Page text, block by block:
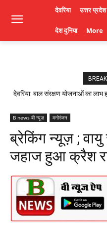
देवरिया उत्तर प्रदेश
देश दुनिया More
देवरिया: बाल संरक्षण योजनाओं का लाभ
B news बी न्यूज़ मनोरंजन
ब्रेकिंग न्यूज़ ;
जहाज हुआ क्रैश